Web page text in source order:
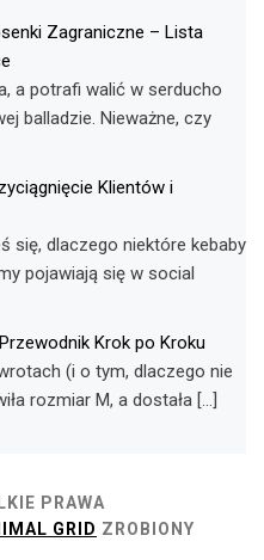
Zagraniczne – Lista
a potrafi walić w serducho
balladzie. Nieważne, czy
Klientów i
się, dlaczego niektóre kebaby
pojawiają się w social
Krok po Kroku
(i o tym, dlaczego nie
rozmiar M, a dostała […]
PRAWA
GRID ZROBIONY